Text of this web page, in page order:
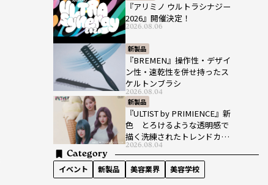
『アリミノ ウルトラシナジー
2026』開催決定！
2026.08.06
新製品
『BREMEN』操作性・デザイ
ン性・速乾性を併せ持ったス
ケルトンブラシ
2026.08.04
新製品
『ULTIST by PRIMIENCE』新
色 とろけるような透明感で
描く洗練されたトレンドカラ
ー
2026.08.04
Category
イベント 新製品 美容業界 美容学校